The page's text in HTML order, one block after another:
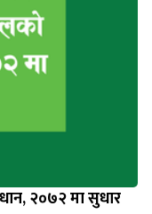
२०७२ मा सुधार